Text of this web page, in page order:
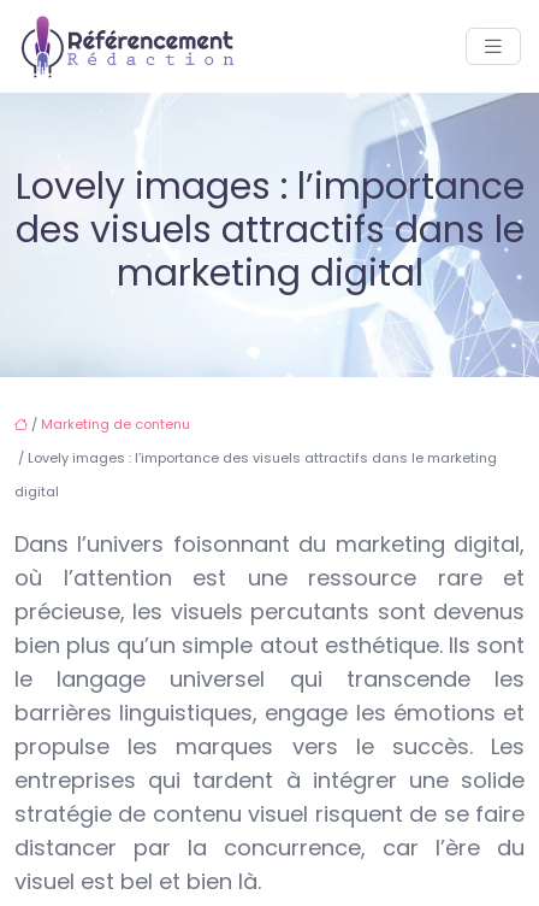
Lovely images : l’importance
des visuels attractifs dans le
marketing digital
/ Marketing de contenu
/ Lovely images : l’importance des visuels attractifs dans le marketing
digital
Dans l’univers foisonnant du marketing digital,
où l’attention est une ressource rare et
précieuse, les visuels percutants sont devenus
bien plus qu’un simple atout esthétique. Ils sont
le langage universel qui transcende les
barrières linguistiques, engage les émotions et
propulse les marques vers le succès. Les
entreprises qui tardent à intégrer une solide
stratégie de contenu visuel risquent de se faire
distancer par la concurrence, car l’ère du
visuel est bel et bien là.